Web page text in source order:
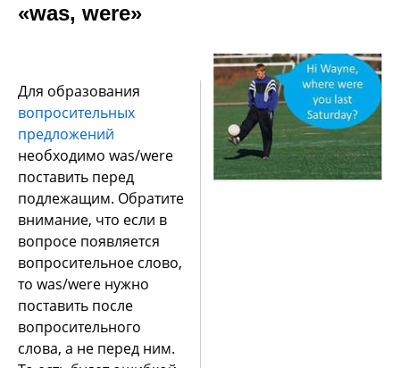
«was, were»
Для образования
вопросительных
предложений
необходимо was/were
поставить перед
подлежащим. Обратите
внимание, что если в
вопросе появляется
вопросительное слово,
то was/were нужно
поставить после
вопросительного
слова, а не перед ним.